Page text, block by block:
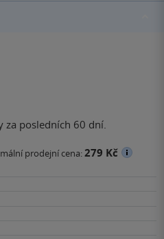
za posledních 60 dní.
prodejní cena:279 Kč